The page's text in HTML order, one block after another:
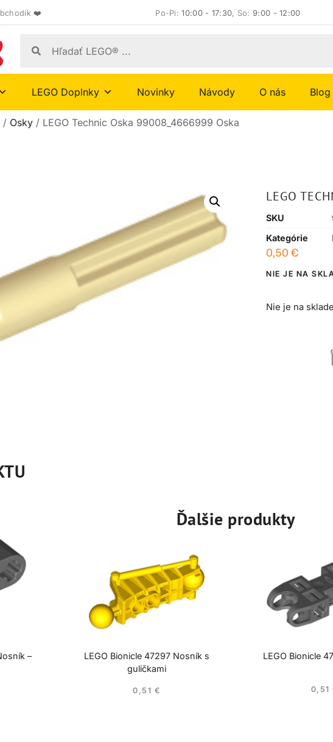
❤️ Po-Pi:10:00 - 17:30, So:9:00 - 12:00
LEGO Doplnky Novinky Návody O nás Blog
/ Osky / LEGO Technic Oska 99008_4666999 Oska
LEGO
SKU
Kategórie
0,50 €
NIE JE NA
Nie je na sklade
Ďalšie produkty
–
LEGO Bionicle 47297 Nosník s
guličkami
0,51 €
LEGO Bionicle
0,51